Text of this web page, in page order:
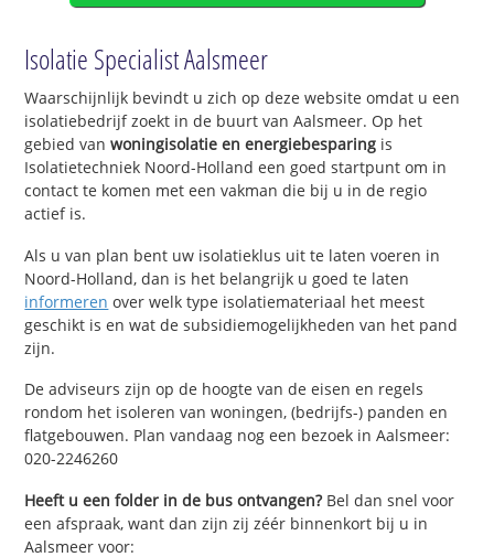
Isolatie Specialist Aalsmeer
Waarschijnlijk bevindt u zich op deze website omdat u een
isolatiebedrijf zoekt in de buurt van Aalsmeer. Op het
gebied vanwoningisolatie en energiebesparing is
Isolatietechniek Noord-Holland een goed startpunt om in
contact te komen met een vakman die bij u in de regio
actief is.
Als u van plan bent uw isolatieklus uit te laten voeren in
Noord-Holland, dan is het belangrijk u goed te laten
informeren over welk type isolatiemateriaal het meest
geschikt is en wat de subsidiemogelijkheden van het pand
zijn.
De adviseurs zijn op de hoogte van de eisen en regels
rondom het isoleren van woningen, (bedrijfs-) panden en
flatgebouwen. Plan vandaag nog een bezoek in Aalsmeer:
020-2246260
Heeft u een folder in de bus ontvangen?Bel dan snel voor
een afspraak, want dan zijn zij zéér binnenkort bij u in
Aalsmeer voor: